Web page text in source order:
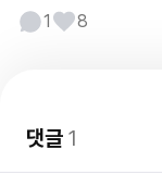
1 8
댓글1